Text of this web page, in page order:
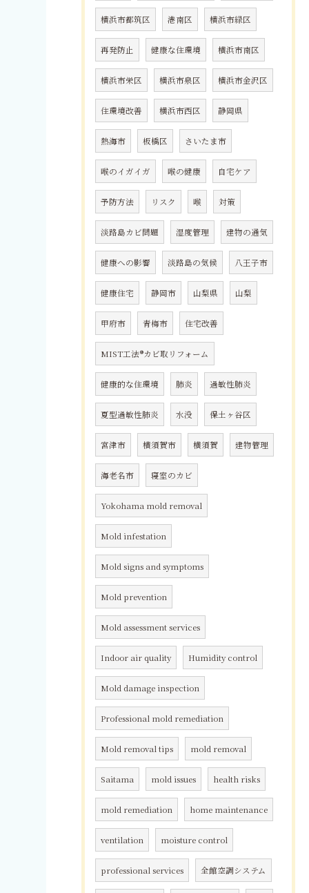
横浜市都筑区 港南区 横浜市緑区
再発防止 健康な住環境 横浜市南区
横浜市栄区 横浜市泉区 横浜市金沢区
住環境改善 横浜市西区 静岡県
熱海市 板橋区 さいたま市
喉のイガイガ 喉の健康 自宅ケア
予防方法 リスク 喉 対策
淡路島カビ問題 湿度管理 建物の通気
健康への影響 淡路島の気候 八王子市
健康住宅 静岡市 山梨県 山梨
甲府市 青梅市 住宅改善
MIST工法®カビ取リフォーム
健康的な住環境 肺炎 過敏性肺炎
夏型過敏性肺炎 水没 保土ヶ谷区
宮津市 横須賀市 横須賀 建物管理
海老名市 寝室のカビ
Yokohama mold removal
Mold infestation
Mold signs and symptoms
Mold prevention
Mold assessment services
Indoor air quality Humidity control
Mold damage inspection
Professional mold remediation
Mold removal tips mold removal
Saitama mold issues health risks
mold remediation home maintenance
ventilation moisture control
professional services 全館空調システム